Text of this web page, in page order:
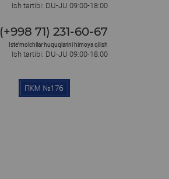
Ish tartibi: DU-JU 09:00-18:00
(+998 71) 231-60-67
Iste'molchilar huquqlarini himoya qilish
Ish tartibi: DU-JU 09:00-18:00